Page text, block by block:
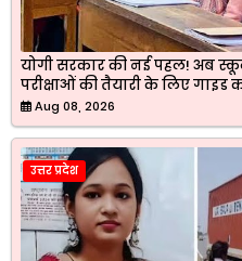
योगी सरकार की नई पहल! अब
परीक्षाओं की तैयारी के लिए गाइड
Aug 08, 2026
उत्तर प्रदेश